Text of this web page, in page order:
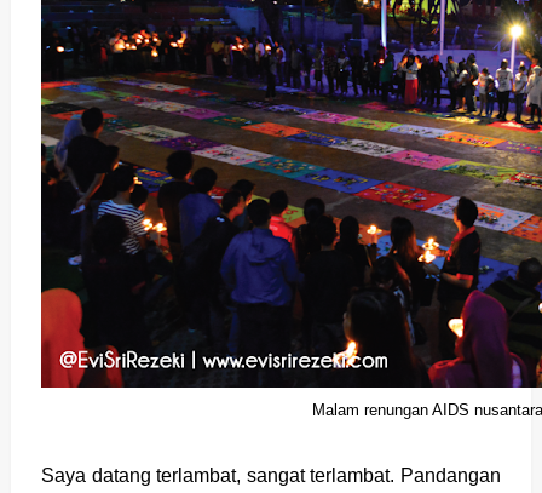
Malam renungan AIDS
Saya datang terlambat, sangat terlambat. Pandangan